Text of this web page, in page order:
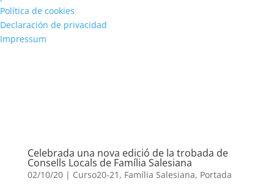
Política de cookies
Declaración de privacidad
Impressum
Celebrada una nova edició de la trobada de
Consells Locals de Família Salesiana
02/10/20| Curso20-21 , Família Salesiana, Portada